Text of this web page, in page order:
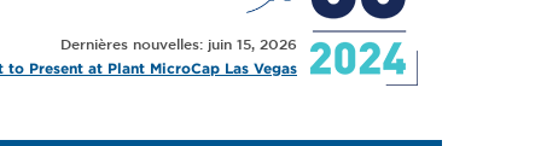
Dernières nouvelles: juin 15, 2026
to Present at Plant MicroCap Las Vegas